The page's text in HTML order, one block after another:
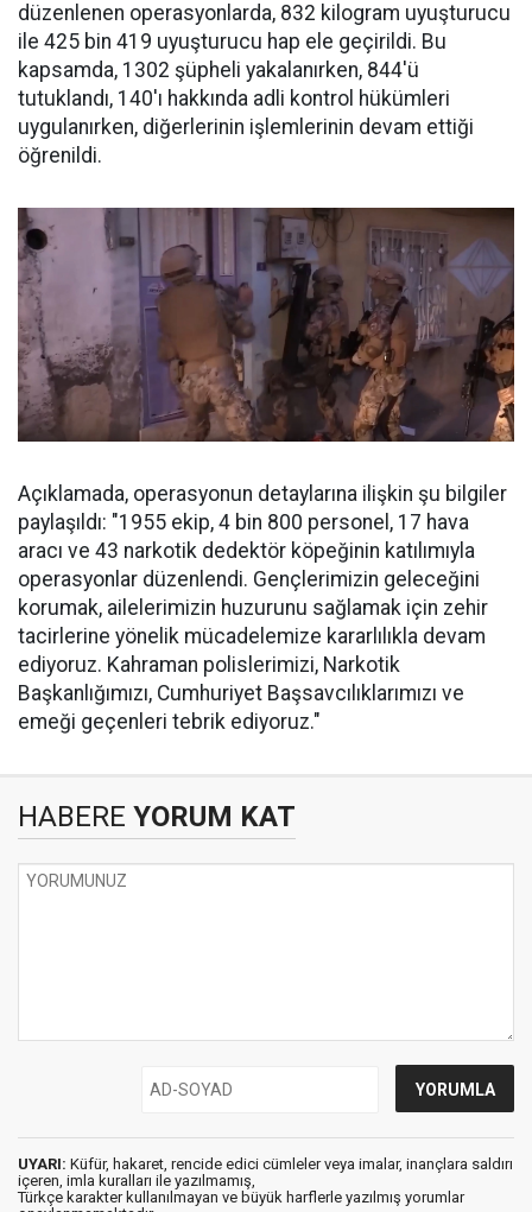
düzenlenen operasyonlarda, 832 kilogram uyuşturucu
ile 425 bin 419 uyuşturucu hap ele geçirildi. Bu
kapsamda, 1302 şüpheli yakalanırken, 844'ü
tutuklandı, 140'ı hakkında adli kontrol hükümleri
uygulanırken, diğerlerinin işlemlerinin devam ettiği
öğrenildi.
Açıklamada, operasyonun detaylarına ilişkin şu bilgiler
paylaşıldı: "1955 ekip, 4 bin 800 personel, 17 hava
aracı ve 43 narkotik dedektör köpeğinin katılımıyla
operasyonlar düzenlendi. Gençlerimizin geleceğini
korumak, ailelerimizin huzurunu sağlamak için zehir
tacirlerine yönelik mücadelemize kararlılıkla devam
ediyoruz. Kahraman polislerimizi, Narkotik
Başkanlığımızı, Cumhuriyet Başsavcılıklarımızı ve
emeği geçenleri tebrik ediyoruz."
HABERE YORUM KAT
UYARI: Küfür, hakaret, rencide edici cümleler veya imalar, inançlara saldırı
içeren, imla kuralları ile yazılmamış,
Türkçe karakter kullanılmayan ve büyük harflerle yazılmış yorumlar